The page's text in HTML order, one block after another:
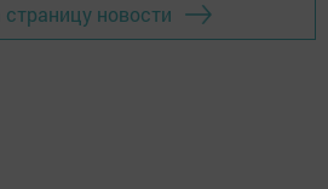
страницу новости